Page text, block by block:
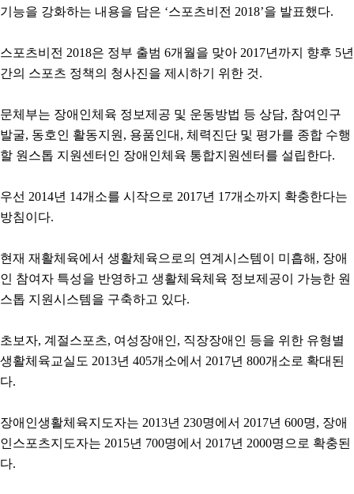
기능을 강화하는 내용을 담은 ‘스포츠비전 2018’을 발표했다.
스포츠비전 2018은 정부 출범 6개월을 맞아 2017년까지 향후 5년
간의 스포츠 정책의 청사진을 제시하기 위한 것.
문체부는 장애인체육 정보제공 및 운동방법 등 상담, 참여인구
발굴, 동호인 활동지원, 용품인대, 체력진단 및 평가를 종합 수행
할 원스톱 지원센터인 장애인체육 통합지원센터를 설립한다.
우선 2014년 14개소를 시작으로 2017년 17개소까지 확충한다는
방침이다.
현재 재활체육에서 생활체육으로의 연계시스템이 미흡해, 장애
인 참여자 특성을 반영하고 생활체육체육 정보제공이 가능한 원
스톱 지원시스템을 구축하고 있다.
초보자, 계절스포츠, 여성장애인, 직장장애인 등을 위한 유형별
생활체육교실도 2013년 405개소에서 2017년 800개소로 확대된
다.
장애인생활체육지도자는 2013년 230명에서 2017년 600명, 장애
인스포츠지도자는 2015년 700명에서 2017년 2000명으로 확충된
다.